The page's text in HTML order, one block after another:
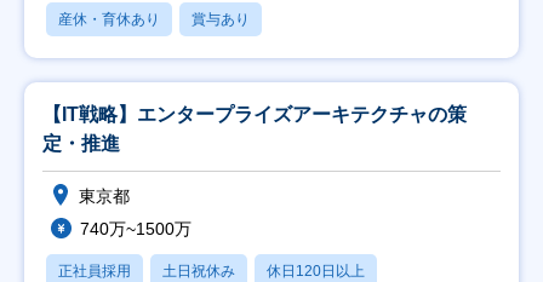
産休・育休あり 賞与あり
【IT戦略】エンタープライズアーキテクチャの策
定・推進
東京都
740万~1500万
正社員採用 土日祝休み 休日120日以上